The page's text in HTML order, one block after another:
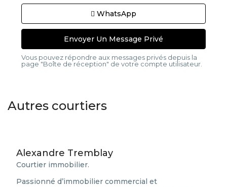
WhatsApp
Vous pouvez répondre aux messages privés depuis la
page "Boîte de réception" de votre compte utilisateur.
Autres courtiers
Alexandre Tremblay
Courtier immobilier.
Passionné d’immobilier commercial et